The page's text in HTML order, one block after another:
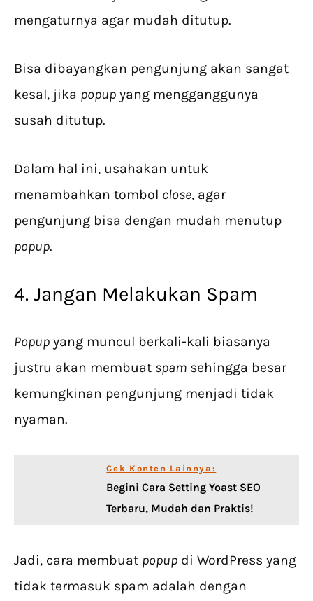
mengaturnya agar mudah ditutup.
Bisa dibayangkan pengunjung akan sangat
kesal, jika popup yang mengganggunya
susah ditutup.
Dalam hal ini, usahakan untuk
menambahkan tombol close, agar
pengunjung bisa dengan mudah menutup
popup.
4. Jangan Melakukan Spam
Popup yang muncul berkali-kali biasanya
justru akan membuat spam sehingga besar
kemungkinan pengunjung menjadi tidak
nyaman.
Cek Konten Lainnya:
Begini Cara Setting Yoast SEO
Terbaru, Mudah dan Praktis!
Jadi, cara membuat popup di WordPress yang
tidak termasuk spam adalah dengan